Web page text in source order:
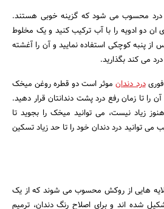
درد محسوب می شود که گزینه خوبی هستند.
ان دو ادویه را با آب ترکیب کنید و یک مخلوط
پنبه کوچکی استفاده نمایید و آن را آغشته
می کند بگذارید.
درد دندانموثر است دو قطره روغن میخک
را تا زمان رفع درد پشت دندانتان قرار دهید.
زیاد نیست، می توانید میخک را بجوید تا
می توانید درد دندان خود را تا حد زیاد تسکین
هایی از روکش محسوب می شوند که از یک
شده اند و برای اصلاح رنگ دندان، ترمیم